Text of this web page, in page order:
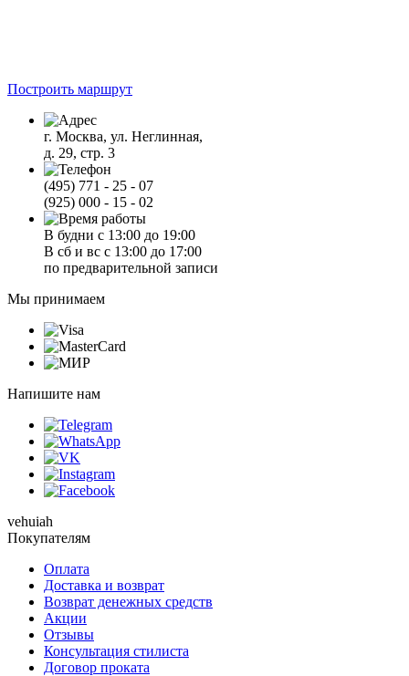
Построить маршрут
г. Москва, ул. Неглинная,
д. 29, стр. 3
(495) 771 - 25 - 07
(925) 000 - 15 - 02
В будни с 13:00 до 19:00
В сб и вс с 13:00 до 17:00
по предварительной записи
Мы принимаем
Напишите нам
vehuiah
Покупателям
Оплата
Доставка и возврат
Возврат денежных средств
Акции
Отзывы
Консультация стилиста
Договор проката